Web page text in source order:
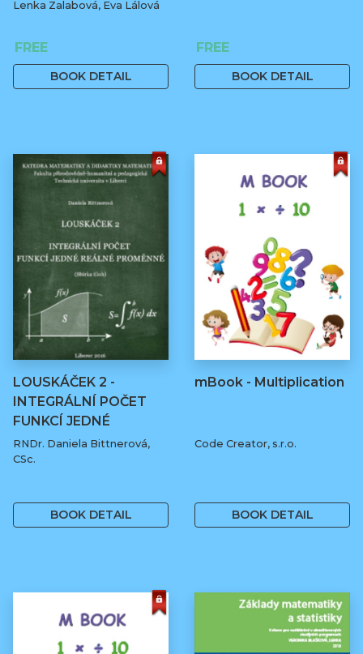
Lenka Zalabová, Eva Lálová
FREE
BOOK DETAIL
FREE
BOOK DETAIL
LOUSKÁČEK 2 -
INTEGRÁLNÍ POČET
FUNKCÍ JEDNÉ
REÁLNÉ…
RNDr. Daniela Bittnerová,
CSc.
BOOK DETAIL
mBook - Multiplication
Code Creator, s.r.o.
BOOK DETAIL